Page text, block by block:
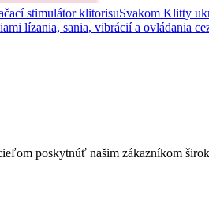
stimulátor klitorisuSvakom Klitty
lízania, sania, vibrácií a ovládania
poskytnúť našim zákazníkom